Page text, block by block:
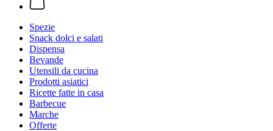
Spezie
Snack dolci e salati
Dispensa
Bevande
Utensili da cucina
Prodotti asiatici
Ricette fatte in casa
Barbecue
Marche
Offerte